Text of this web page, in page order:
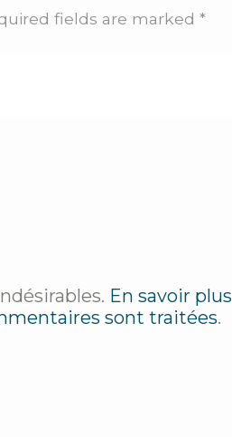
fields are marked *
En savoir plus
sont traitées.